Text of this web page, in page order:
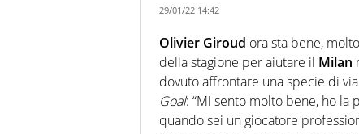
29/01/22 14:42
Olivier Giroud ora sta bene,
della stagione per aiutare il Milan
dovuto affrontare una specie di
Goal: “Mi sento molto bene, ho la
quando sei un giocatore